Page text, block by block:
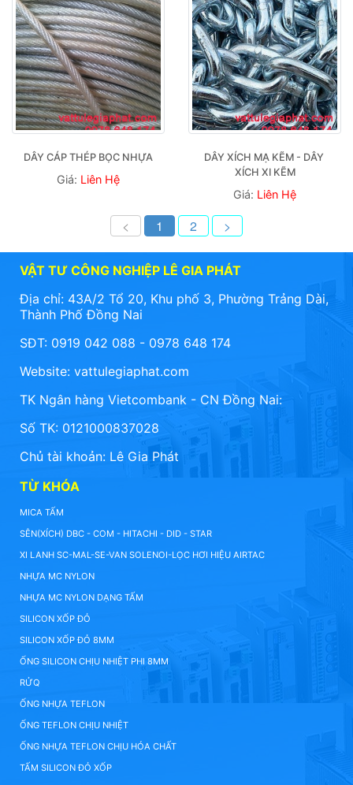
DÂY CÁP THÉP BỌC NHỰA
Giá: Liên Hệ
DÂY XÍCH MẠ KẼM - DÂY
XÍCH XI KẼM
Giá: Liên Hệ
< 1 2 >
VẬT TƯ CÔNG NGHIỆP LÊ GIA PHÁT
Địa chỉ: 43A/2 Tổ 20, Khu phố 3, Phường Trảng Dài,
Thành Phố Đồng Nai
SĐT: 0919 042 088 - 0978 648 174
Website: vattulegiaphat.com
TK Ngân hàng Vietcombank - CN Đồng Nai:
Số TK: 0121000837028
Chủ tài khoản: Lê Gia Phát
TỪ KHÓA
MICA TẤM
SÊN(XÍCH) DBC - COM - HITACHI - DID - STAR
XI LANH SC-MAL-SE-VAN SOLENOI-LỌC HƠI HIỆU AIRTAC
NHỰA MC NYLON
NHỰA MC NYLON DẠNG TẤM
SILICON XỐP ĐỎ
SILICON XỐP ĐỎ 8MM
ỐNG SILICON CHỊU NHIỆT PHI 8MM
RỬQ
ỐNG NHỰA TEFLON
ỐNG TEFLON CHỊU NHIỆT
ỐNG NHỰA TEFLON CHỊU HÓA CHẤT
TẤM SILICON ĐỎ XỐP